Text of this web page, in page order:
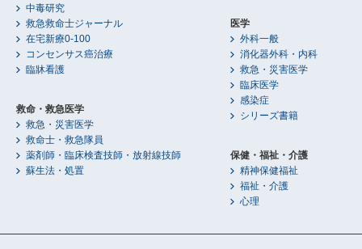
中毒研究
救急救命士ジャーナル
在宅新療0-100
コンセンサス癌治療
臨牀看護
救命・救急医学
救急・災害医学
救命士・救急隊員
薬剤師・臨床検査技師・放射線技師
蘇生法・処置
医学
外科一般
消化器外科・内科
救急・災害医学
臨床医学
感染症
シリーズ書籍
保健・福祉・介護
精神保健福祉
福祉・介護
心理